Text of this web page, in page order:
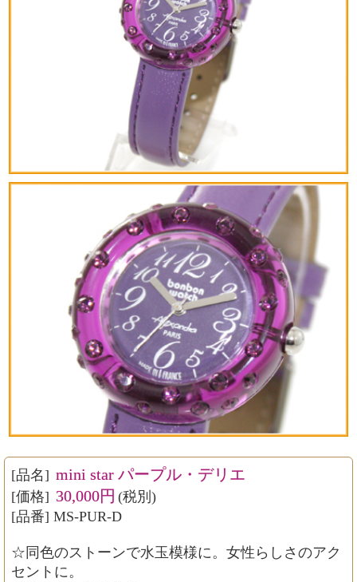
[品名] mini star パープル・デリエ
[価格] 30,000円 (税別)
[品番] MS-PUR-D
☆同色のストーンで水玉模様に。女性らしさのアク
セントに。